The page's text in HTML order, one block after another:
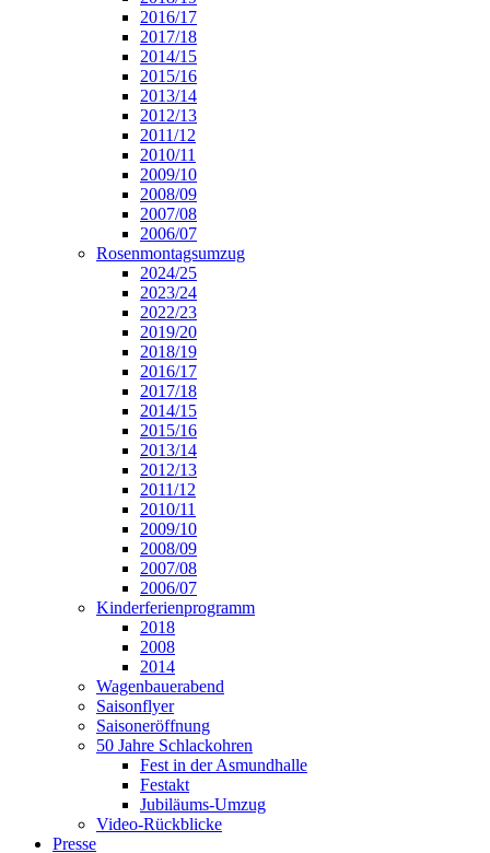
2016/17
2017/18
2014/15
2015/16
2013/14
2012/13
2011/12
2010/11
2009/10
2008/09
2007/08
2006/07
Rosenmontagsumzug
2024/25
2023/24
2022/23
2019/20
2018/19
2016/17
2017/18
2014/15
2015/16
2013/14
2012/13
2011/12
2010/11
2009/10
2008/09
2007/08
2006/07
Kinderferienprogramm
2018
2008
2014
Wagenbauerabend
Saisonflyer
Saisoneröffnung
50 Jahre Schlackohren
Fest in der Asmundhalle
Festakt
Jubiläums-Umzug
Video-Rückblicke
Presse